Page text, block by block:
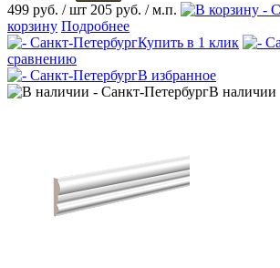
499 руб. / шт 205 руб. / м.п.
корзину Подробнее
Купить в 1 клик
сравнению
В избранное
В наличии